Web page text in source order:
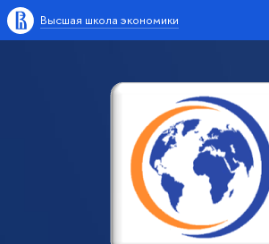
Высшая школа экономики